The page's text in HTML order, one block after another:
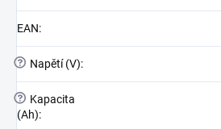
EAN:
? Napětí (V):
?
Kapacita
(Ah):